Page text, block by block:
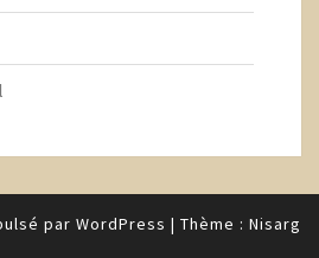
par WordPress | Thème : Nisarg